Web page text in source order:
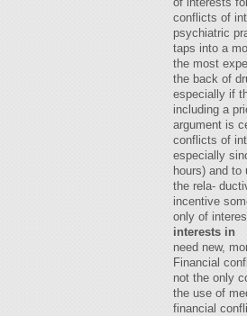
conflicts of
psychiatric
taps into a
the most
the back of
especially if
including a
argument is
conflicts of
especially
hours) and
the rela-
incentive
only of
interests in
need new,
Financial
not the only
the use of
financial